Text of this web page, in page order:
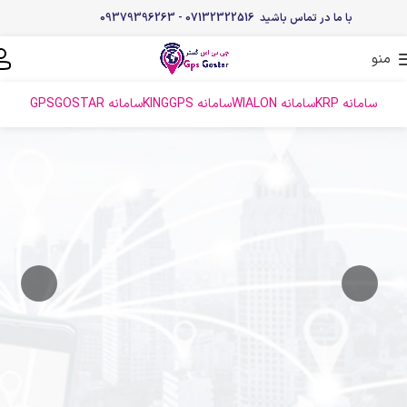
با ما در تماس باشید 07132322516 - 09379396263
منو
سامانه KRP سامانه WIALON سامانه KINGGPS سامانه GPSGOSTAR